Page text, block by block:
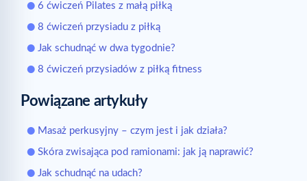
6 ćwiczeń Pilates z małą piłką
8 ćwiczeń przysiadu z piłką
Jak schudnąć w dwa tygodnie?
8 ćwiczeń przysiadów z piłką fitness
Powiązane artykuły
Masaż perkusyjny – czym jest i jak działa?
Skóra zwisająca pod ramionami: jak ją naprawić?
Jak schudnąć na udach?